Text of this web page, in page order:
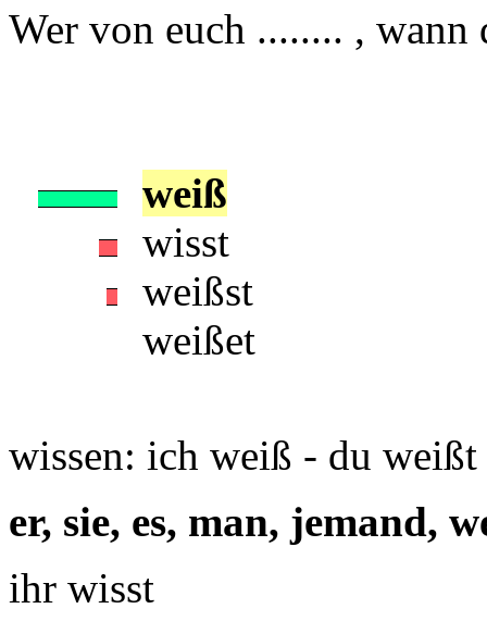
Wer von euch ........ , wann
weiß
wisst
weißst
weißet
wissen: ich weiß - du weißt
er, sie, es, man, jemand,
ihr wisst